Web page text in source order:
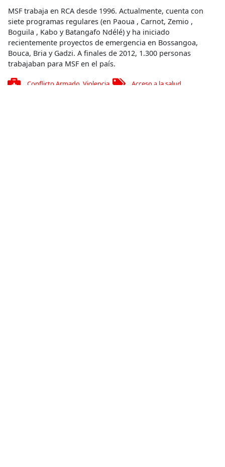
MSF trabaja en RCA desde 1996. Actualmente, cuenta con
siete programas regulares (en Paoua , Carnot, Zemio ,
Boguila , Kabo y Batangafo Ndélé) y ha iniciado
recientemente proyectos de emergencia en Bossangoa,
Bouca, Bria y Gadzi. A finales de 2012, 1.300 personas
trabajaban para MSF en el país.
Conflicto Armado Violencia Acceso a la salud